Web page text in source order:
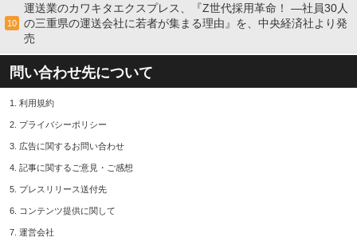
10
運送業のカワキタエクスプレス、『Z世代採用革命！ ―社員30人
の三重県の運送会社に若者が集まる理由』を、中央経済社より発
売
問い合わせ先について
1. 利用規約
2. プライバシーポリシー
3. 広告に関するお問い合わせ
4. 記事に関するご意見・ご感想
5. プレスリリース送付先
6. コンテンツ提供に関して
7. 運営会社